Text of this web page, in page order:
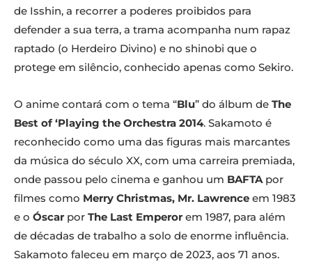
de Isshin, a recorrer a poderes proibidos para
defender a sua terra, a trama acompanha num rapaz
raptado (o Herdeiro Divino) e no shinobi que o
protege em silêncio, conhecido apenas como Sekiro.
O anime contará com o tema “Blu” do álbum de The
Best of ‘Playing the Orchestra 2014. Sakamoto é
reconhecido como uma das figuras mais marcantes
da música do século XX, com uma carreira premiada,
onde passou pelo cinema e ganhou um BAFTApor
filmes como Merry Christmas, Mr. Lawrence em 1983
e o Óscar por The Last Emperor em 1987, para além
de décadas de trabalho a solo de enorme influência.
Sakamoto faleceu em março de 2023, aos 71 anos.